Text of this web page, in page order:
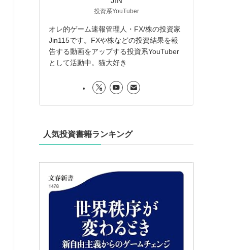
投資系YouTuber
オレ的ゲーム速報管理人・FX/株の投資家
Jin115です。FXや株などの投資結果を報
告する動画をアップする投資系YouTuber
として活動中。猫大好き
人気投資書籍ランキング